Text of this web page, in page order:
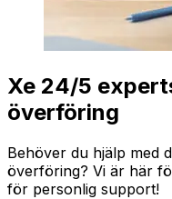
Xe 24/5
överföring
Behöver du hjälp med
överföring? Vi är här
för personlig support!